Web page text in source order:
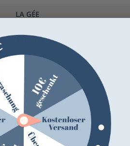
LA GÉE
136,20 €
2 Farben